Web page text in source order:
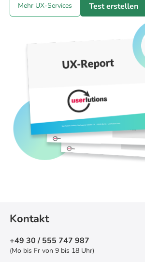
Mehr UX-Services Test erstellen
Kontakt
+49 30 / 555 747 987
(Mo bis Fr von 9 bis 18 Uhr)